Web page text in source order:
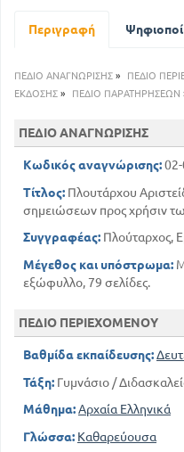
Περιγραφή
ΠΕΔΙΟ ΑΝΑΓΝΩΡΙΣΗΣ » ΠΕΔΙΟ
ΕΚΔΟΣΗΣ » ΠΕΔΙΟ ΠΑΡΑΤΗΡΗΣΕΩΝ
ΠΕΔΙΟ ΑΝΑΓΝΩΡΙΣΗΣ
Κωδικός αναγνώρισης:
Τίτλος: Πλουτάρχου
σημειώσεων προς χρήσιν
Συγγραφέας: Πλούταρχος,
Μέγεθος και υπόστρωμα:
εξώφυλλο, 79 σελίδες.
ΠΕΔΙΟ ΠΕΡΙΕΧΟΜΕΝΟΥ
Βαθμίδα εκπαίδευσης:
Τάξη: Γυμνάσιο /
Μάθημα:Αρχαία Ελληνικά
Γλώσσα: Καθαρεύουσα